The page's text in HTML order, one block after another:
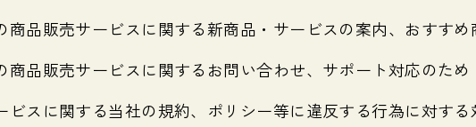
商品販売サービスに関する新商品・サービスの案内、おすす
商品販売サービスに関するお問い合わせ、サポート対応のため
ビスに関する当社の規約、ポリシー等に違反する行為に対す